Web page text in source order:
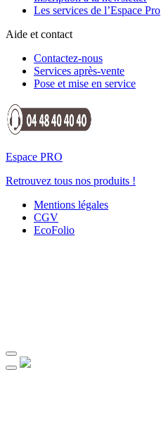
Les services de l’Espace Pro
Aide et contact
Contactez-nous
Services après-vente
Pose et mise en service
Espace PRO
Retrouvez tous nos produits !
Mentions légales
CGV
EcoFolio